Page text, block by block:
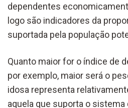
dependentes
logo são indicadores da
suportada pela população
Quanto maior for o índice de
por exemplo, maior será o
idosa representa
aquela que suporta o